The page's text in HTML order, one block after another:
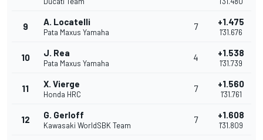
9 A. Locatelli
Pata Maxus Yamaha
7 +1.475
1'31.676
10 J. Rea
Pata Maxus Yamaha
4 +1.538
1'31.739
11 X. Vierge
Honda HRC
7 +1.560
1'31.761
12 G. Gerloff
Kawasaki WorldSBK Team
7 +1.608
1'31.809